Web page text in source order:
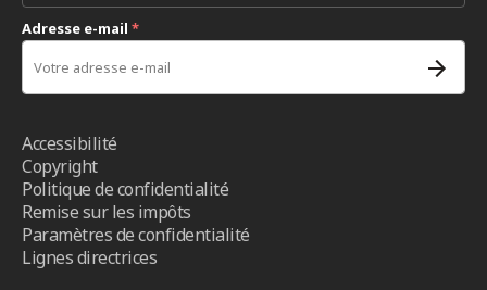
Adresse e-mail *
Accessibilité
Copyright
Politique de confidentialité
Remise sur les impôts
Paramètres de confidentialité
Lignes directrices